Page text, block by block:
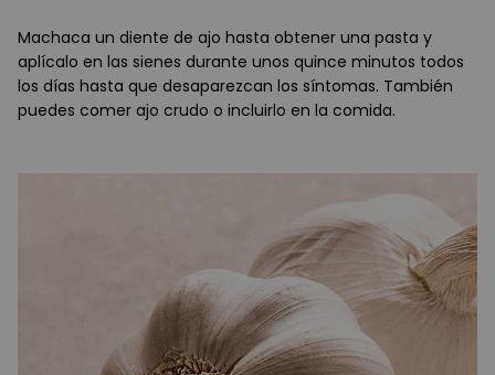
Machaca un diente de ajo hasta obtener una pasta y
aplícalo en las sienes durante unos quince minutos todos
los días hasta que desaparezcan los síntomas. También
puedes comer ajo crudo o incluirlo en la comida.